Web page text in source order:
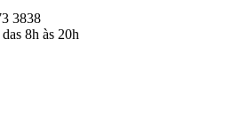
3838
8h às 20h